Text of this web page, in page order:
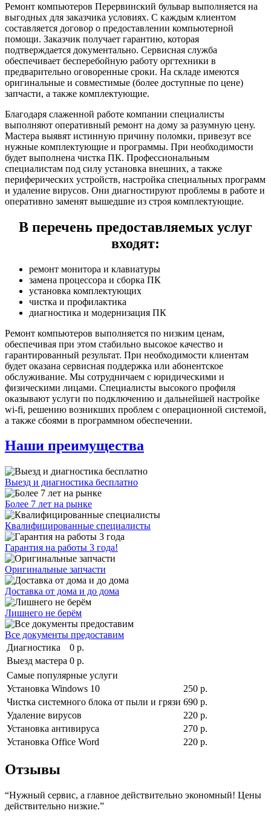
Ремонт компьютеров Перервинский бульвар выполняется на
выгодных для заказчика условиях. С каждым клиентом
составляется договор о предоставлении компьютерной
помощи. Заказчик получает гарантию, которая
подтверждается документально. Сервисная служба
обеспечивает бесперебойную работу оргтехники в
предварительно оговоренные сроки. На складе имеются
оригинальные и совместимые (более доступные по цене)
запчасти, а также комплектующие.
Благодаря слаженной работе компании специалисты
выполняют оперативный ремонт на дому за разумную цену.
Мастера выявят истинную причину поломки, привезут все
нужные комплектующие и программы. При необходимости
будет выполнена чистка ПК. Профессиональным
специалистам под силу установка внешних, а также
периферических устройств, настройка специальных программ
и удаление вирусов. Они диагностируют проблемы в работе и
оперативно заменят вышедшие из строя комплектующие.
В перечень предоставляемых услуг
входят:
ремонт монитора и клавиатуры
замена процессора и сборка ПК
установка комплектующих
чистка и профилактика
диагностика и модернизация ПК
Ремонт компьютеров выполняется по низким ценам,
обеспечивая при этом стабильно высокое качество и
гарантированный результат. При необходимости клиентам
будет оказана сервисная поддержка или абонентское
обслуживание. Мы сотрудничаем с юридическими и
физическими лицами. Специалисты высокого профиля
оказывают услуги по подключению и дальнейшей настройке
wi-fi, решению возникших проблем с операционной системой,
а также сбоями в программном обеспечении.
Наши преимущества
Выезд и диагностика бесплатно
Более 7 лет на рынке
Квалифицированные специалисты
Гарантия на работы 3 года!
Оригинальные запчасти
Доставка от дома и до дома
Лишнего не берём
Все документы предоставим
Диагностика
0 р.
Выезд мастера 0 р.
Самые популярные услуги
Установка Windows 10
250 р.
Чистка системного блока от пыли и грязи 690 р.
Удаление вирусов
220 р.
Установка антивируса
270 р.
Установка Office Word
220 р.
Отзывы
“Нужный сервис, а главное действительно экономный! Цены
действительно низкие.”